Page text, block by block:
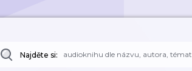
Najděte si: